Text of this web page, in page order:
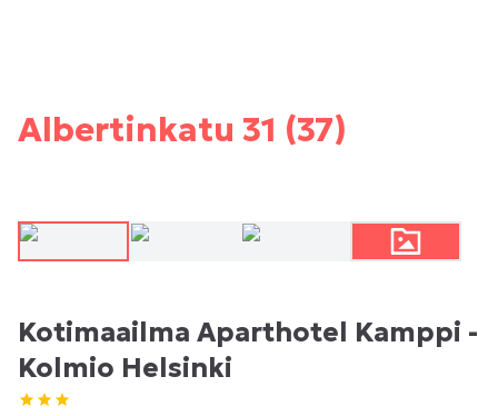
Albertinkatu 31 (37)
Kotimaailma Aparthotel Kamppi -
Kolmio Helsinki